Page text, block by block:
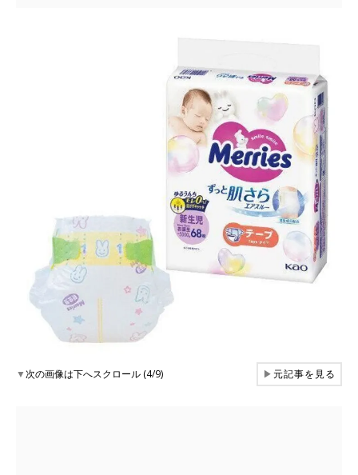
▼次の画像は下へスクロール (4/9) ▶元記事を見る